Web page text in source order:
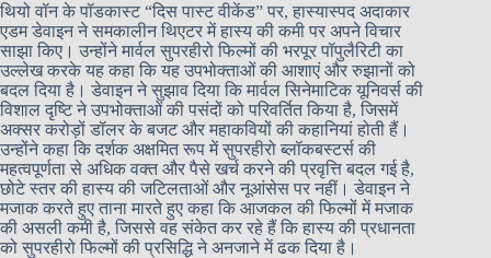
थियो वॉन के पॉडकास्ट “दिस पास्ट वीकेंड” पर, हास्यास्पद अदाकार
एडम डेवाइन ने समकालीन थिएटर में हास्य की कमी पर अपने विचार
साझा किए। उन्होंने मार्वल सुपरहीरो फिल्मों की भरपूर पॉपुलैरिटी का
उल्लेख करके यह कहा कि यह उपभोक्ताओं की आशाएं और रुझानों को
बदल दिया है। डेवाइन ने सुझाव दिया कि मार्वल सिनेमाटिक यूनिवर्स की
विशाल दृष्टि ने उपभोक्ताओं की पसंदों को परिवर्तित किया है, जिसमें
अक्सर करोड़ों डॉलर के बजट और महाकवियों की कहानियां होती हैं।
उन्होंने कहा कि दर्शक अक्षमित रूप में सुपरहीरो ब्लॉकबस्टर्स की
महत्वपूर्णता से अधिक वक्त और पैसे खर्च करने की प्रवृत्ति बदल गई है,
छोटे स्तर की हास्य की जटिलताओं और नूआंसेस पर नहीं। डेवाइन ने
मजाक करते हुए ताना मारते हुए कहा कि आजकल की फिल्मों में मजाक
की असली कमी है, जिससे वह संकेत कर रहे हैं कि हास्य की प्रधानता
को सुपरहीरो फिल्मों की प्रसिद्धि ने अनजाने में ढक दिया है।